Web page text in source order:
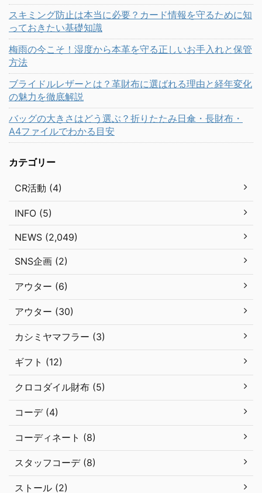
スキミング防止は本当に必要？カード情報を守るために知
っておきたい基礎知識
梅雨の今こそ！湿度から本革を守る正しいお手入れと保管
方法
ブライドルレザーとは？革財布に選ばれる理由と経年変化
の魅力を徹底解説
バッグの大きさはどう選ぶ？折りたたみ日傘・長財布・
A4ファイルでわかる目安
カテゴリー
CR活動 (4)
INFO (5)
NEWS (2,049)
SNS企画 (2)
アウター (6)
アウター (30)
カシミヤマフラー (3)
ギフト (12)
クロコダイル財布 (5)
コーデ (4)
コーディネート (8)
スタッフコーデ (8)
ストール (2)